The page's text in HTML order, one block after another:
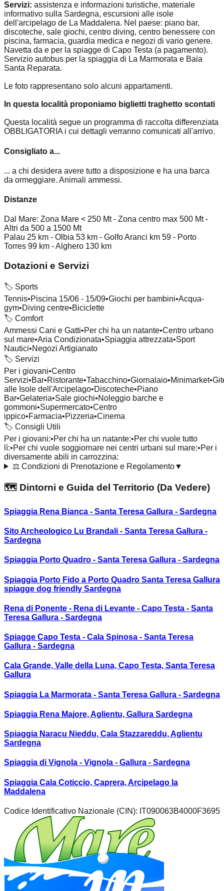
Servizi: assistenza e informazioni turistiche, materiale
informativo sulla Sardegna, escursioni alle isole
dell'arcipelago de La Maddalena. Nel paese: piano bar,
discoteche, sale giochi, centro diving, centro benessere con
piscina, farmacia, guardia medica e negozi di vario genere.
Navetta da e per la spiagge di Capo Testa (a pagamento).
Servizio autobus per la spiaggia di La Marmorata e Baia
Santa Reparata.
Le foto rappresentano solo alcuni appartamenti.
In questa località proponiamo biglietti traghetto scontati
Questa località segue un programma di raccolta differenziata
OBBLIGATORIA i cui dettagli verranno comunicati all'arrivo.
Consigliato a...
... a chi desidera avere tutto a disposizione e ha una barca
da ormeggiare. Animali ammessi.
Distanze
Dal Mare: Zona Mare < 250 Mt - Zona centro max 500 Mt -
Altri da 500 a 1500 Mt
Palau 25 km - Olbia 53 km - Golfo Aranci km 59 - Porto
Torres 99 km - Alghero 130 km
Dotazioni e Servizi
🏷️ Sports
Tennis•Piscina 15/06 - 15/09•Giochi per bambini•Acqua-
gym•Diving centre•Biciclette
🏷️ Comfort
Ammessi Cani e Gatti•Per chi ha un natante•Centro urbano
sul mare•Aria Condizionata•Spiaggia attrezzata•Sport
Nautici•Negozi Artigianato
🏷️ Servizi
Per i giovani•Centro
Servizi•Bar•Ristorante•Tabacchino•Giornalaio•Minimarket•
alle Isole dell'Arcipelago•Discoteche•Piano
Bar•Gelateria•Sale giochi•Noleggio barche e
gommoni•Supermercato•Centro
ippico•Farmacia•Pizzeria•Cinema
🏷️ Consigli Utili
Per i giovani:•Per chi ha un natante:•Per chi vuole tutto
lì:•Per chi vuole soggiornare nei centri urbani sul mare:•Per i
diversamente abili in carrozzina:
⚖️ Condizioni di Prenotazione e Regolamento▼
🗺️ Dintorni e Guida del Territorio (Da Vedere)
Spiaggia Rena Bianca - Santa Teresa Gallura - Sardegna
Sito Archeologico Lu Brandali - Santa Teresa Gallura -
Sardegna
Spiaggia Porto Quadro - Santa Teresa Gallura - Sardegna
Spiaggia Porto Fido a Porto Quadro Santa Teresa Gallura
spiagge dog friendly Sardegna
Rena di Ponente - Rena di Levante - Capo Testa - Santa
Teresa Gallura - Sardegna
Spiagge Capo Testa - Cala Spinosa - Santa Teresa
Gallura - Sardegna
Cala Grande, Valle della Luna, Capo Testa, Santa Teresa
Gallura
Spiaggia La Marmorata - Santa Teresa Gallura - Sardegna
Spiaggia Rena Majore, Aglientu, Gallura Sardegna
Spiaggia Naracu Nieddu, Cala Stazzareddu, Aglientu
Sardegna
Spiaggia di Vignola - Vignola - Gallura - Sardegna
Spiaggia Cala Coticcio, Caprera, Arcipelago la
Maddalena
Codice Identificativo Nazionale (CIN): IT090063B4000F3695